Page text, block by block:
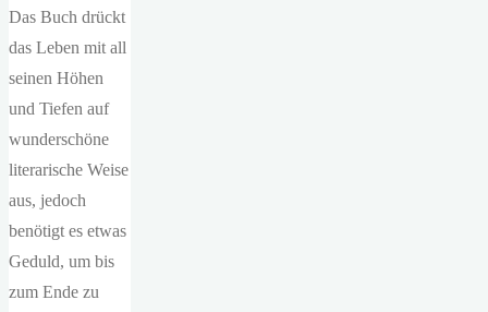
Das Buch drückt
das Leben mit all
seinen Höhen
und Tiefen auf
wunderschöne
literarische Weise
aus, jedoch
benötigt es etwas
Geduld, um bis
zum Ende zu